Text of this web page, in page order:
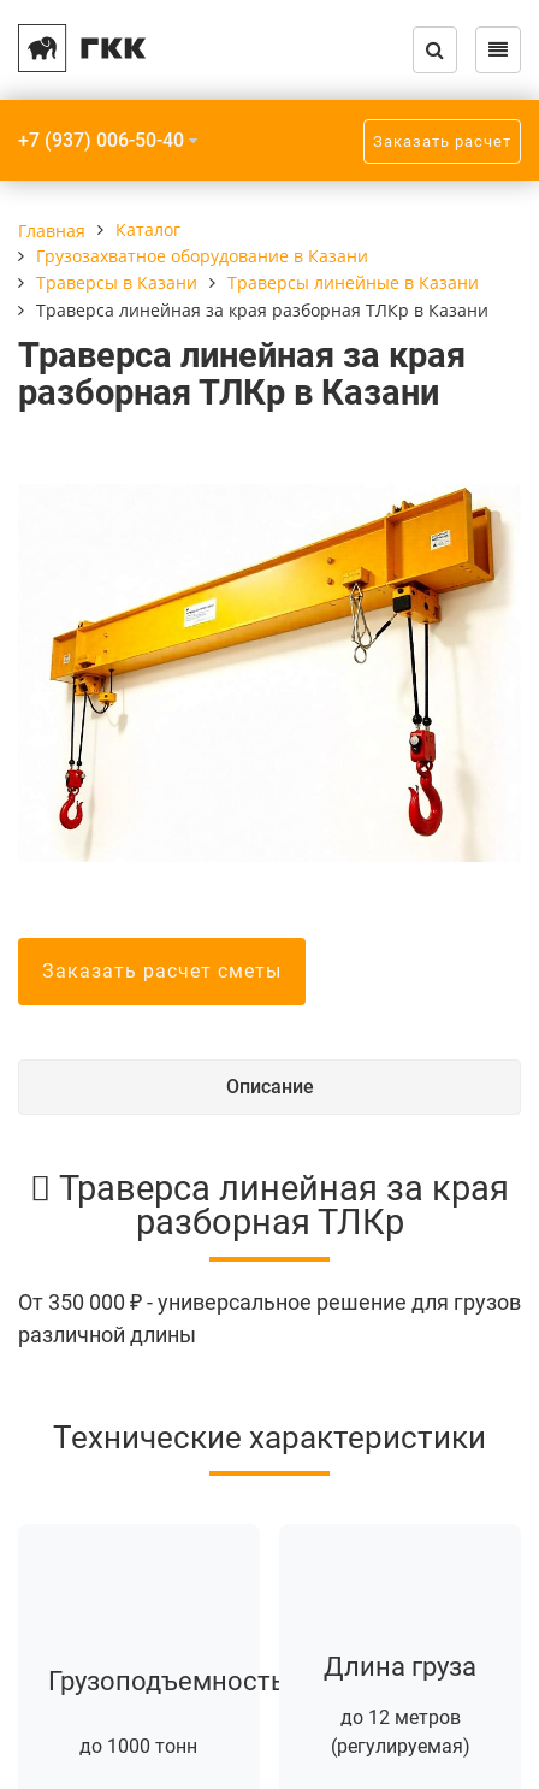
+7 (937) 006-50-40 Заказать расчет
Назад
Каталог кранов и запчастей
Крановое оборудование
Назад
Крановое
Краны
Краны
Краны
Подкрановые
Болгарские
оборудование
Назад
Траверсы
Стропы
Взрывозащищенное
оборудование
Прочее
Назад
Прочее
Крюки
Назад
Услуги
Модернизация кранов
Монтаж подкрановых путей
Радиоуправление кранов
Ремонт кранов
Назад
О компании
Компания
Главная
Каталог
Грузозахватное оборудование в Казани
Траверсы в Казани
Траверсы линейные в Казани
Траверса линейная за края разборная ТЛКр в Казани
Траверса линейная за края
разборная ТЛКр в Казани
Заказать расчет сметы
Описание
Траверса линейная за края
разборная ТЛКр
От 350 000 ₽- универсальное решение для грузов
различной длины
Технические характеристики
Грузоподъемность
до 1000 тонн
Длина груза
до 12 метров
(регулируемая)